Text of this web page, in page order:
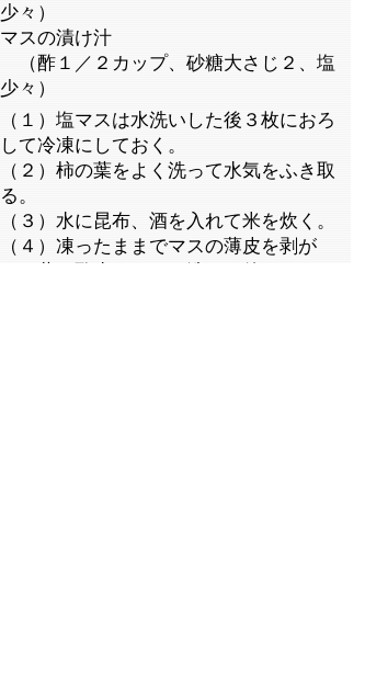
少々）
マスの漬け汁
（酢１／２カップ、砂糖大さじ２、塩
少々）
（１）塩マスは水洗いした後３枚におろ
して冷凍にしておく。
（２）柿の葉をよく洗って水気をふき取
る。
（３）水に昆布、酒を入れて米を炊く。
（４）凍ったままでマスの薄皮を剥が